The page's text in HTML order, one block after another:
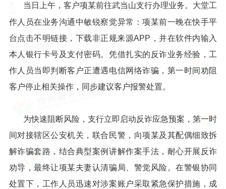
当日上午，客户项某前往武当山支行办理业务。大堂工
作人员在业务沟通中敏锐察觉异常：项某前一晚在快手平
台点击不明链接，下载非正规来源APP，并在软件内输入
本人银行卡号及支付密码。凭借扎实的反诈业务经验，工
作人员当即判断客户正遭遇电信网络诈骗，第一时间劝阻
客户停止相关操作，同步建议客户报警处置。
为快速阻断风险，支行立即启动反诈应急预案，第一时
间对接辖区公安机关，联合民警，向项某及其配偶细致拆
解诈骗套路，结合典型案例讲解作案手法，耐心开展反诈
劝导，最终让项某夫妻认清骗局、警觉风险。在警银协同
处置下，工作人员迅速对涉案账户采取紧急保护措施，成